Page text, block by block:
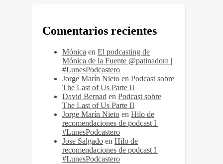
Comentarios recientes
Mónica en El podcasting de
Mónica de la Fuente @patinadora |
#LunesPodcastero
Jorge Marín Nieto en Podcast sobre
The Last of Us Parte II
David Bernad en Podcast sobre
The Last of Us Parte II
Jorge Marín Nieto en Hilo de
recomendaciones de podcast I |
#LunesPodcastero
Jose Salgado en Hilo de
recomendaciones de podcast I |
#LunesPodcastero